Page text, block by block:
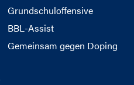
Grundschuloffensive
BBL-Assist
Gemeinsam gegen Doping